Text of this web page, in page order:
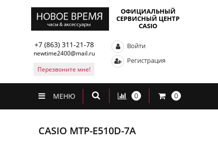
ОФИЦИАЛЬНЫЙ
СЕРВИСНЫЙ ЦЕНТР
CASIO
+7 (863) 311-21-78
newtime2400@mail.ru
Перезвоните мне!
Войти
Регистрация
МЕНЮ 0 0
CASIO MTP-E510D-7A